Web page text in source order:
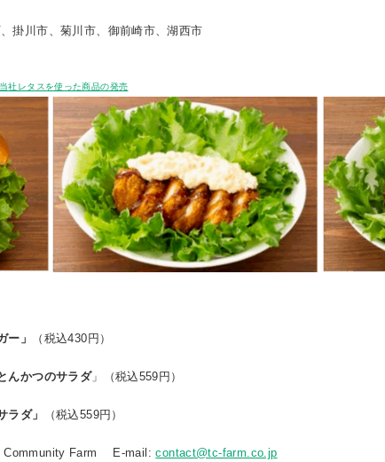
掛川市、菊川市、御前崎市、湖西市
社レタスを使った商品の発売
ー」 （税込430円）
んかつのサラダ」（税込559円）
ラダ」 （税込559円）
Community Farm E-mail:contact@tc-farm.co.jp